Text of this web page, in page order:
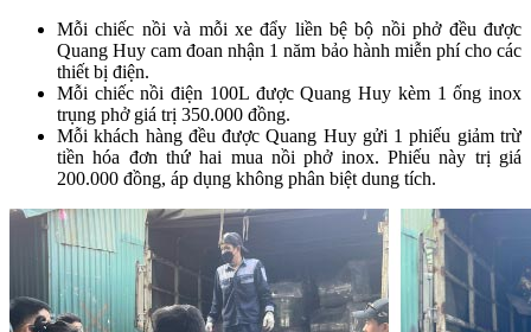
Mỗi chiếc nồi và mỗi xe đẩy liền bệ bộ nồi phở đều được
Quang Huy cam đoan nhận 1 năm bảo hành miễn phí cho các
thiết bị điện.
Mỗi chiếc nồi điện 100L được Quang Huy kèm 1 ống inox
trụng phở giá trị 350.000 đồng.
Mỗi khách hàng đều được Quang Huy gửi 1 phiếu giảm trừ
tiền hóa đơn thứ hai mua nồi phở inox. Phiếu này trị giá
200.000 đồng, áp dụng không phân biệt dung tích.